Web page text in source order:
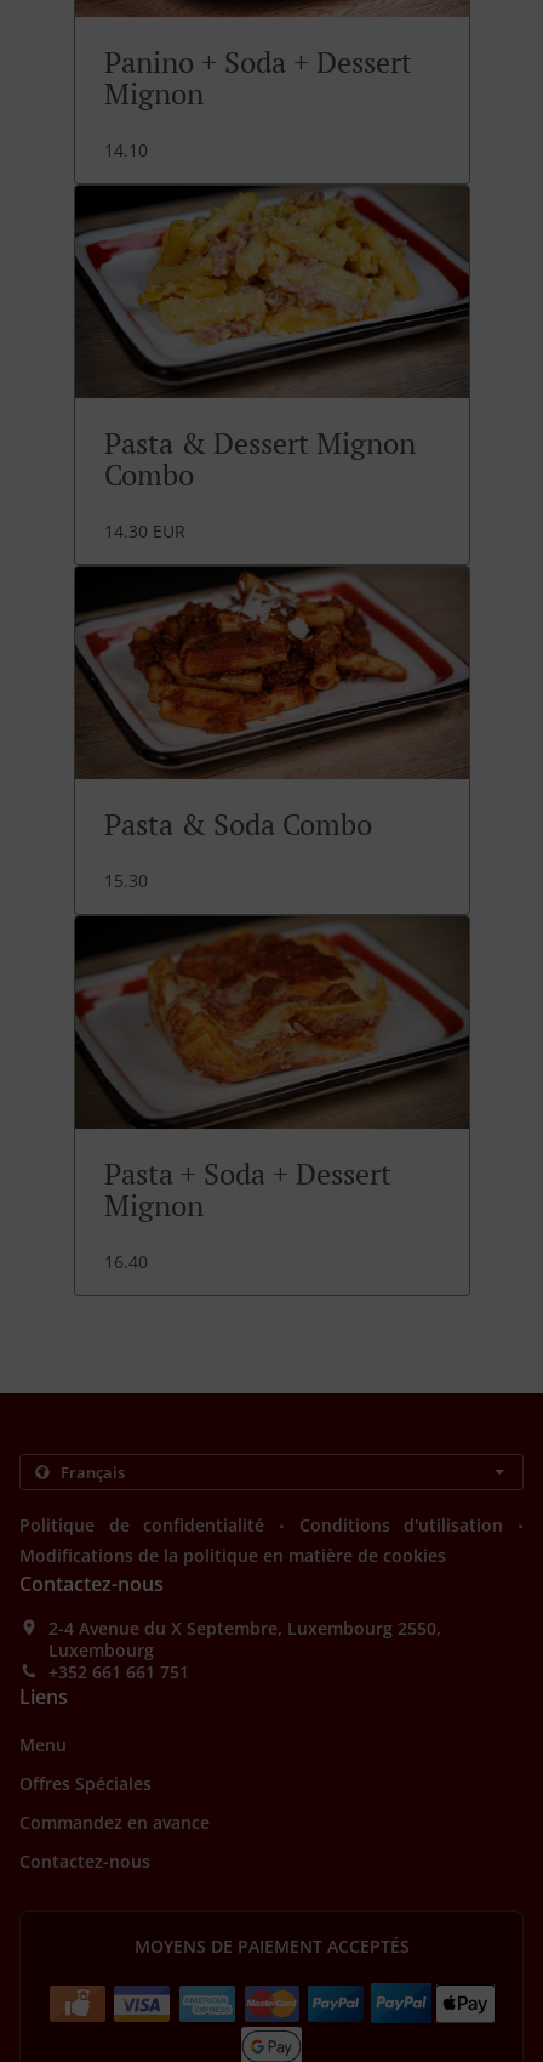
Panino + Soda + Dessert
Mignon
14.10
Pasta & Dessert Mignon
Combo
14.30 EUR
Pasta & Soda Combo
15.30
Pasta + Soda + Dessert
Mignon
16.40
Politique de confidentialité . Conditions d'utilisation .
Modifications de la politique en matière de cookies
Contactez-nous
2-4 Avenue du X Septembre, Luxembourg 2550,
Luxembourg
+352 661 661 751
Liens
Menu
Offres Spéciales
Commandez en avance
Contactez-nous
MOYENS DE PAIEMENT ACCEPTÉS